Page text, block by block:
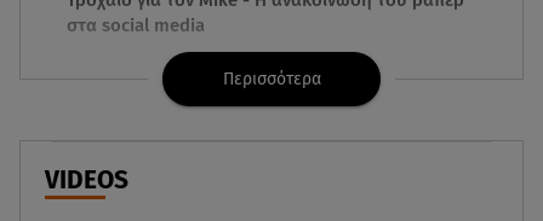
στα social media
06.08.26 , 21:22
Ισραήλ - Κύπρος - Κρήτη: Το μεγαλύτερο
υποθαλάσσιο καλώδιο στον κόσμο
06.08.26 , 21:07
Περισσότερα
VIDEOS